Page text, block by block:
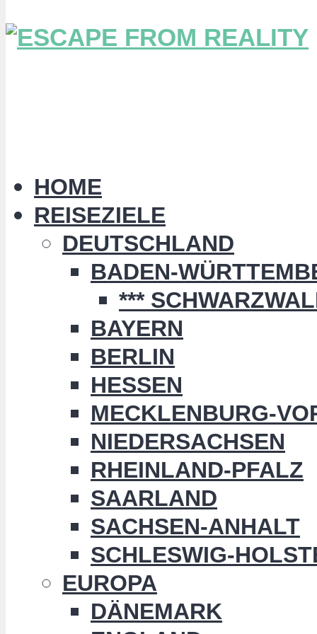
HOME
REISEZIELE
DEUTSCHLAND
BADEN-
***
BAYERN
BERLIN
HESSEN
MECKLENBURG-
NIEDERSACHSEN
RHEINLAND-PFALZ
SAARLAND
SACHSEN-ANHALT
SCHLESWIG-
EUROPA
DÄNEMARK